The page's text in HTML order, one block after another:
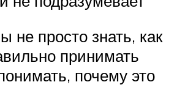
не просто знать, как
принимать
почему это